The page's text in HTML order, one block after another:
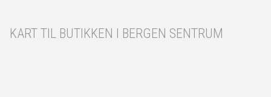
KART TIL BUTIKKEN I BERGEN SENTRUM